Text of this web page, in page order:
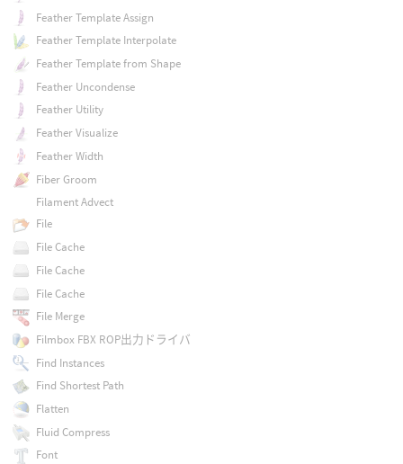
Feather Template Assign
Feather Template Interpolate
Feather Template from Shape
Feather Uncondense
Feather Utility
Feather Visualize
Feather Width
Fiber Groom
Filament Advect
File
File Cache
File Cache
File Cache
File Merge
Filmbox FBX ROP出力ドライバ
Find Instances
Find Shortest Path
Flatten
Fluid Compress
Font